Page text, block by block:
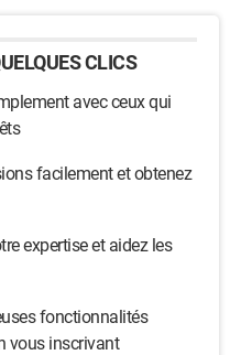
CLICS
avec ceux qui
facilement et obtenez
expertise et aidez les
fonctionnalités
vous inscrivant